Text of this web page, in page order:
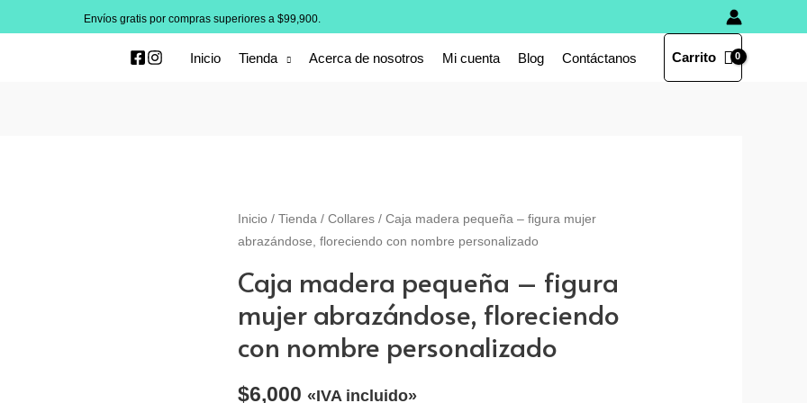
Envíos gratis por compras superiores a $99,900.
Inicio Tienda Acerca de nosotros Mi cuenta Blog Contáctanos Carrito
Inicio / Tienda / Collares / Caja madera pequeña – figura mujer
abrazándose, floreciendo con nombre personalizado
Caja madera pequeña – figura
mujer abrazándose, floreciendo
con nombre personalizado
$6,000 «IVA incluido»